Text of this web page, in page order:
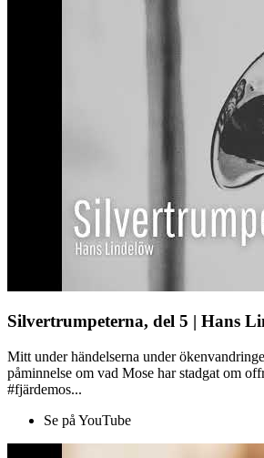
Silvertrumpeterna, del 5 | Hans
Mitt under händelserna under
påminnelse om vad Mose har stadgat om
#fjärdemos...
Se på YouTube